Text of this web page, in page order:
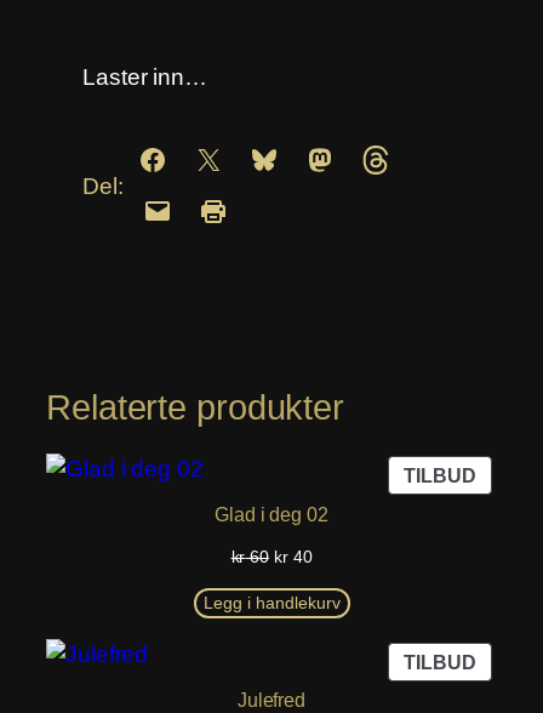
Laster inn…
Del:
Relaterte produkter
TILBUD
PÅ
Glad i deg 02
kr60 Opprinnelig
var:
kr 60.
kr40Nåværende
er:
kr 40.
Legg i handlekurv
TILBUD
PÅ
Julefred